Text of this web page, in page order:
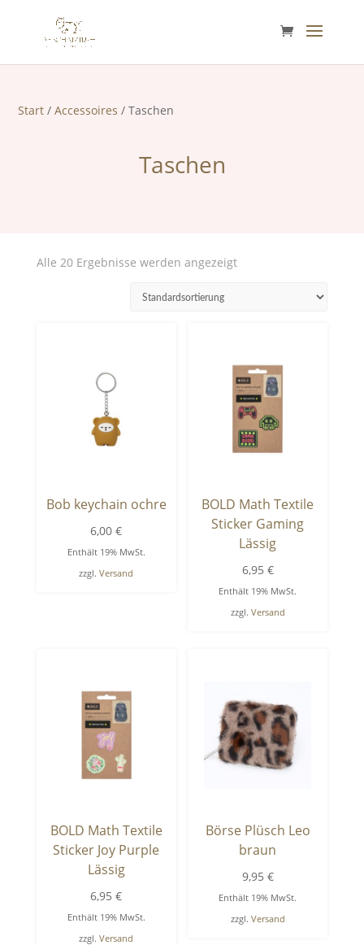
Start /Accessoires / Taschen
Taschen
Alle 20 Ergebnisse werden angezeigt
Bob keychain ochre
6,00€
Enthält 19% MwSt.
zzgl.Versand
BOLD Math Textile
Sticker Gaming
Lässig
6,95 €
Enthält 19% MwSt.
zzgl. Versand
BOLD Math Textile
Sticker Joy Purple
Lässig
6,95€
Enthält 19% MwSt.
zzgl.Versand
Börse Plüsch Leo
braun
9,95 €
Enthält 19% MwSt.
zzgl. Versand